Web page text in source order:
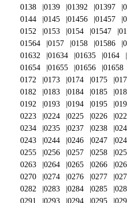
0138
0139 01392 01397
0144
0145 01456 01457
0152
0153 0154 01547
01564
0157 0158 01586
01632
01634 01635 0164
01654
01655 01656 01658
0172
0173 0174 0175
0182
0183 0184 0185
0192
0193 0194 0195
0223
0224 0225 0226
0234
0235 0237 0238 024
0243
0244 0246 0247
0255
0256 0257 0258
0263
0264 0265 0266
0270
0274 0276 0277
0282
0283 0284 0285
0291
0293 0294 0295